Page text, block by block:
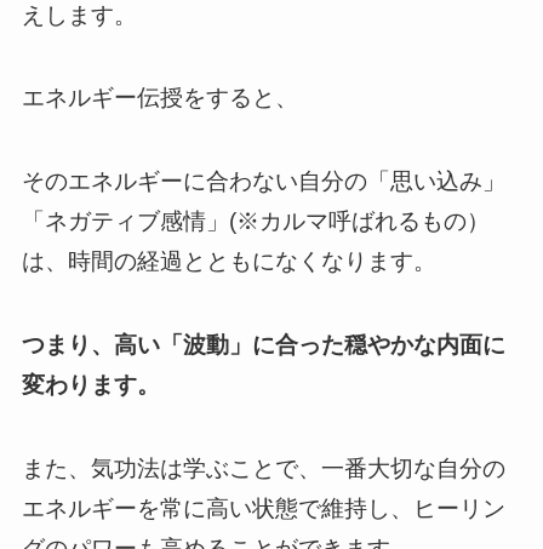
えします。
エネルギー伝授をすると、
そのエネルギーに合わない自分の「思い込み」
「ネガティブ感情」(※カルマ呼ばれるもの）
は、時間の経過とともになくなります。
つまり、高い「波動」に合った穏やかな内面に
変わります。
また、気功法は学ぶことで、一番大切な自分の
エネルギーを常に高い状態で維持し、ヒーリン